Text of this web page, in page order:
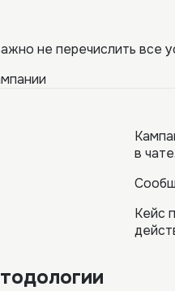
не перечислить все
в чате.
Кейс